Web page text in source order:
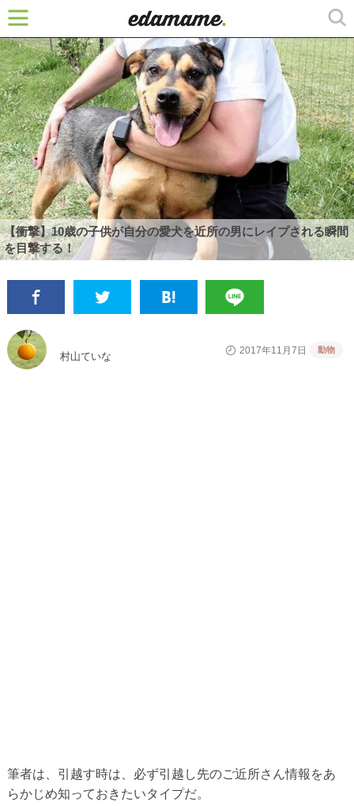
【衝撃】10歳の子供が自分の愛犬を近所の男にレイプされる瞬間
を目撃する！
村山ていな
2017年11月7日 動物
筆者は、引越す時は、必ず引越し先のご近所さん情報をあ
らかじめ知っておきたいタイプだ。